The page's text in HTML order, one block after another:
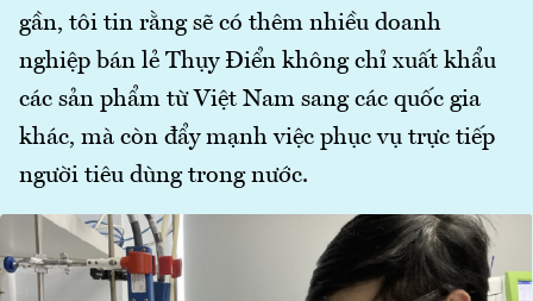
gần, tôi tin rằng sẽ có thêm nhiều doanh
nghiệp bán lẻ Thụy Điển không chỉ xuất khẩu
các sản phẩm từ Việt Nam sang các quốc gia
khác, mà còn đẩy mạnh việc phục vụ trực tiếp
người tiêu dùng trong nước.